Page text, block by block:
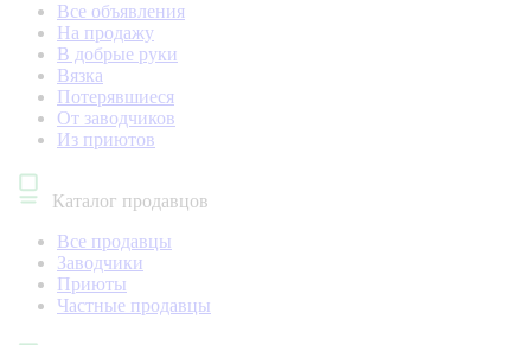
Все объявления
На продажу
В добрые руки
Вязка
Потерявшиеся
От заводчиков
Из приютов
Каталог продавцов
Все продавцы
Заводчики
Приюты
Частные продавцы